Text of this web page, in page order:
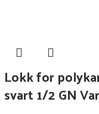
Lokk for
svart 1/2 GN